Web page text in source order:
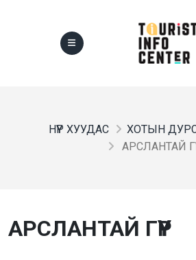
НҮҮР ХУУДАС
ХОТЫН
АРСЛАНТАЙ
АРСЛАНТАЙ ГҮҮР